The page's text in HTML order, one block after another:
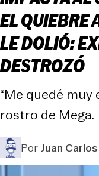
EL QUIEBRE
LE DOLIÓ:
DESTROZÓ
“Me quedé muy
rostro de Mega.
PorJuan